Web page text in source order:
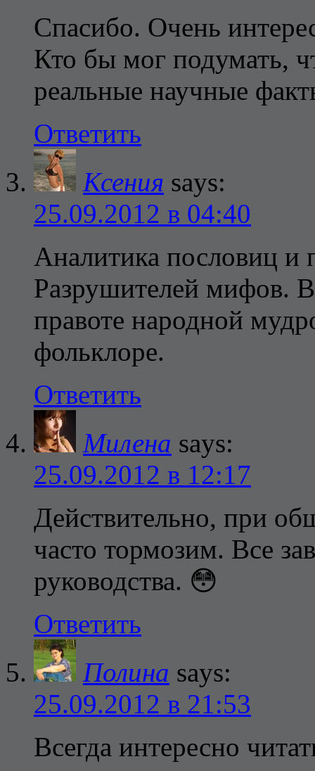
Спасибо. Очень
Кто бы мог подумать,
реальные научные
Ответить
Ксения says:
25.09.2012 в 04:40
Аналитика пословиц и
Разрушителей мифов.
правоте народной
фольклоре.
Ответить
Милена says:
25.09.2012 в 12:17
Действительно, при
часто тормозим. Все
руководства. 😳
Ответить
Полина says:
25.09.2012 в 21:53
Всегда интересно